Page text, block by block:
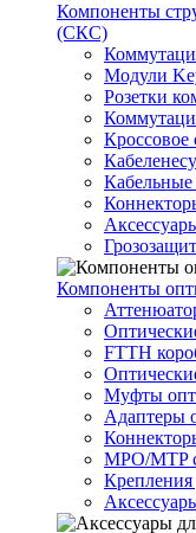
Компоненты
(СКС)
Модули
Розетки
Кроссовое
Кабельные
Компоненты
FTTH
Муфты
Адаптеры
MPO/MTP
Крепления